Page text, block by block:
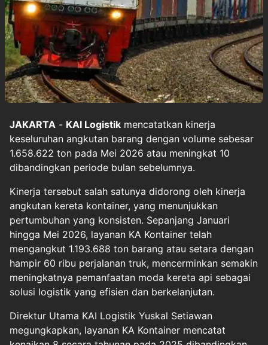
JAKARTA - KAI Logistik mencatatkan kinerja
keseluruhan angkutan barang dengan volume sebesar
1.658.622 ton pada Mei 2026 atau meningkat 10
dibandingkan periode bulan sebelumnya.
Kinerja tersebut salah satunya didorong oleh kinerja
angkutan kereta kontainer, yang menunjukkan
pertumbuhan yang konsisten. Sepanjang Januari
hingga Mei 2026, layanan KA Kontainer telah
mengangkut 1.193.688 ton barang atau setara dengan
hampir 60 ribu perjalanan truk, mencerminkan semakin
meningkatnya pemanfaatan moda kereta api sebagai
solusi logistik yang efisien dan berkelanjutan.
Direktur Utama KAI Logistik Yuskal Setiawan
megungkapkan, layanan KA Kontainer mencatat